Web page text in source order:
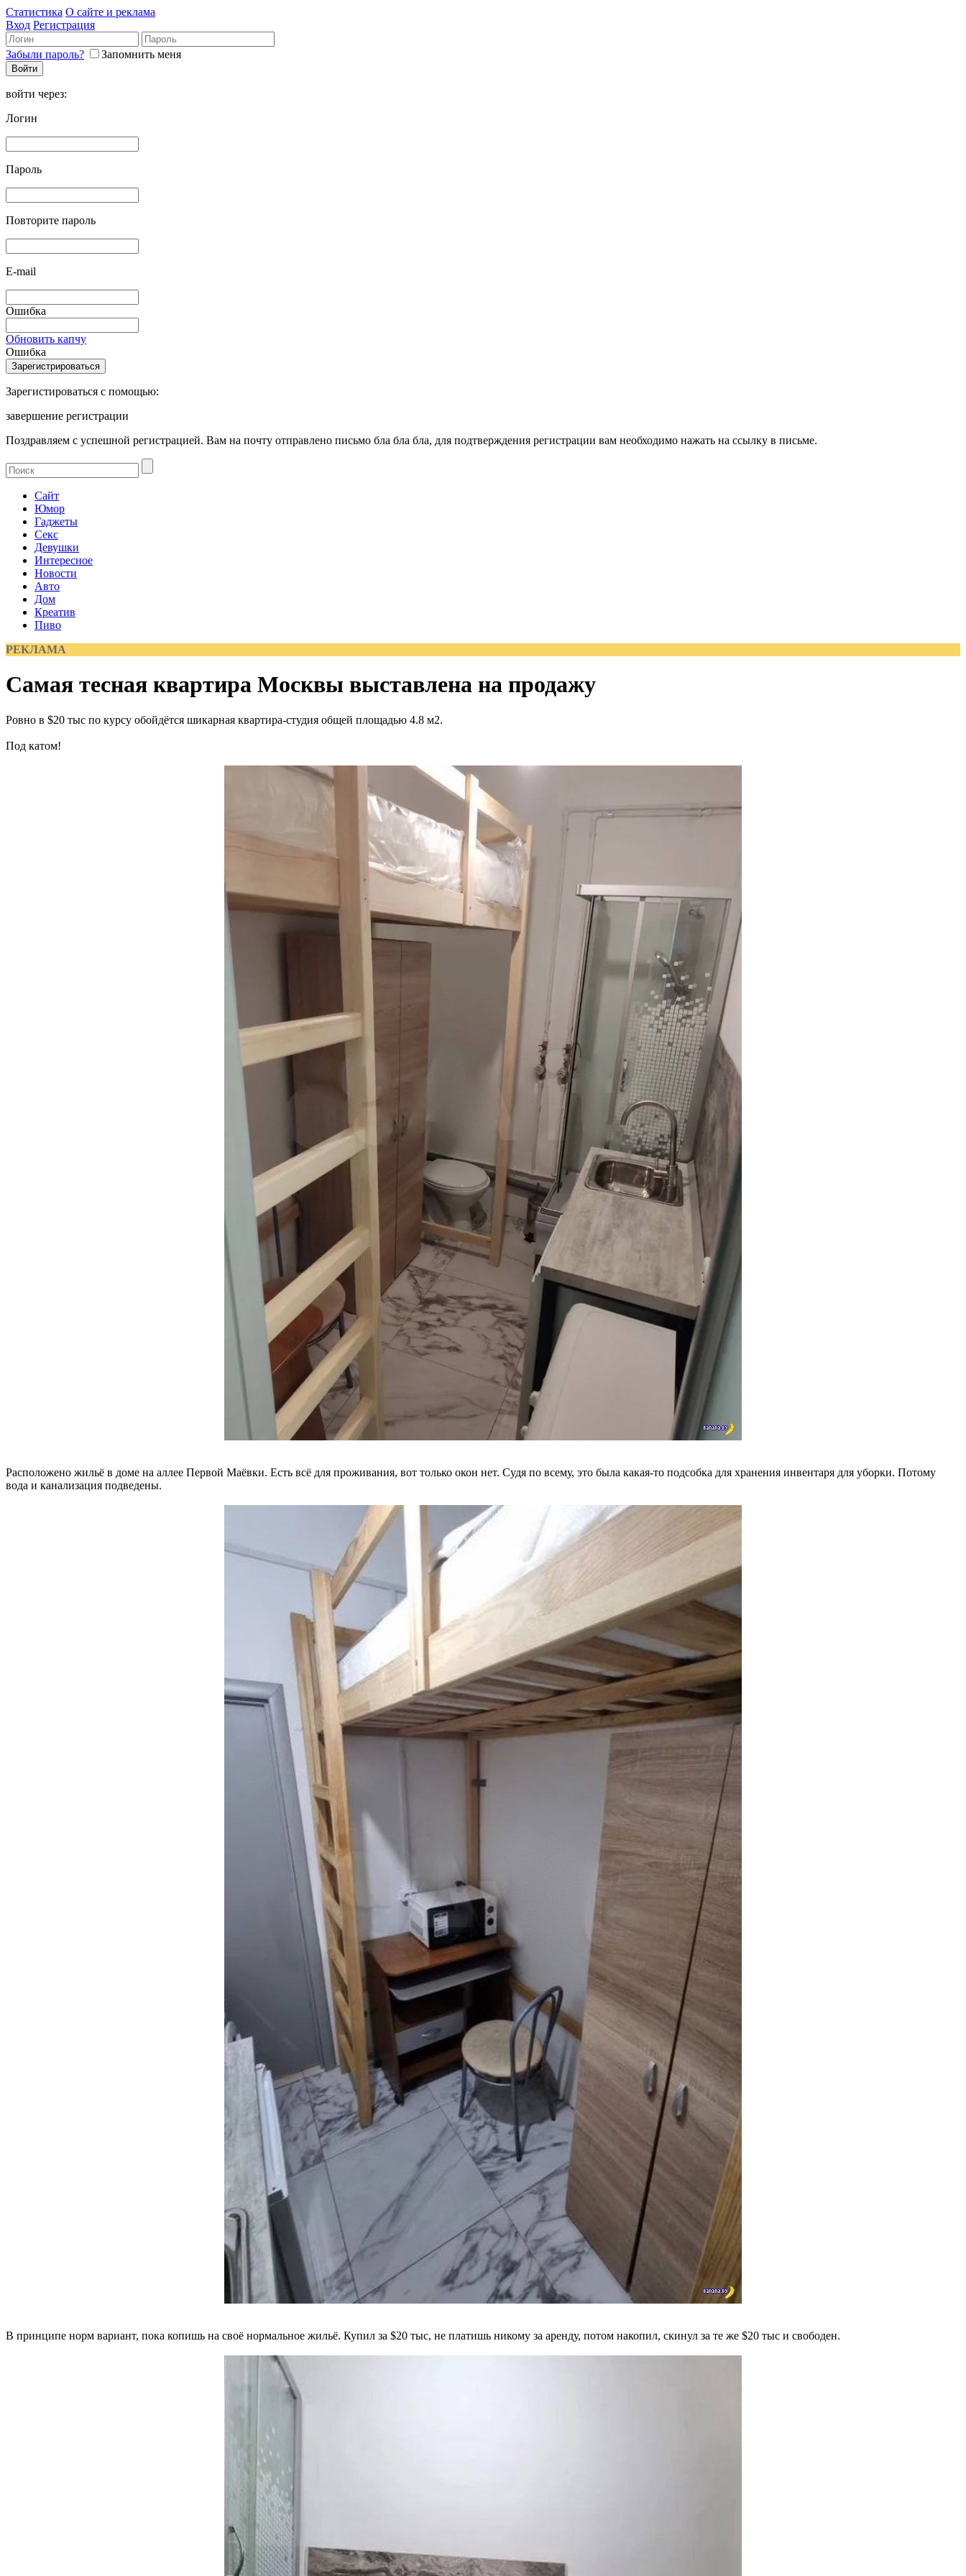
Статистика О сайте и реклама
Вход Регистрация
Забыли пароль? Запомнить меня
войти через:
Логин
Пароль
Повторите пароль
E-mail
Ошибка
Обновить капчу
Ошибка
Зарегистироваться с помощью:
завершение регистрации
Поздравляем с успешной регистрацией. Вам на почту отправлено письмо бла бла бла, для подтверждения регистрации вам необходимо нажать на ссылку в письме.
Сайт
Юмор
Гаджеты
Секс
Девушки
Интересное
Новости
Авто
Дом
Креатив
Пиво
РЕКЛАМА
Самая тесная квартира Москвы выставлена на продажу
Ровно в $20 тыс по курсу обойдётся шикарная квартира-студия общей площадью 4.8 м2.
Под катом!
Расположено жильё в доме на аллее Первой Маёвки. Есть всё для проживания, вот только окон нет. Судя по всему, это была какая-то подсобка для хранения инвентаря для уборки. Потому
вода и канализация подведены.
В принципе норм вариант, пока копишь на своё нормальное жильё. Купил за $20 тыс, не платишь никому за аренду, потом накопил, скинул за те же $20 тыс и свободен.